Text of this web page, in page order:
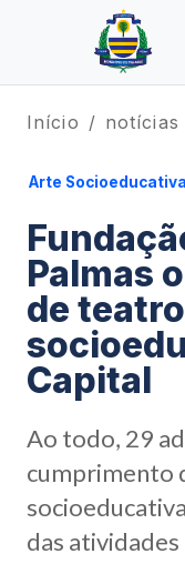
Início notícias
Arte Socioeducativa
Palmas
de
Capital
Ao todo, 29
cumprimento
das atividades